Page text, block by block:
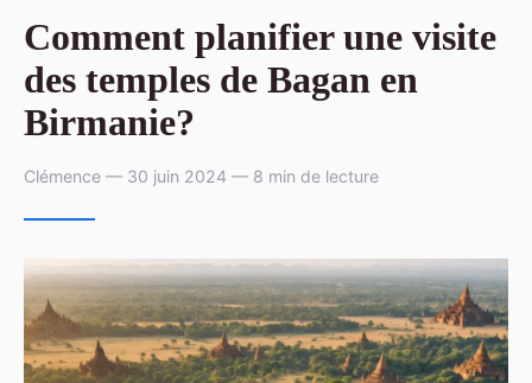
Comment planifier une visite
des temples de Bagan en
Birmanie?
Clémence — 30 juin 2024 — 8 min de lecture